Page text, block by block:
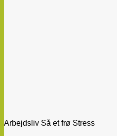
Arbejdsliv Så et frø Stress